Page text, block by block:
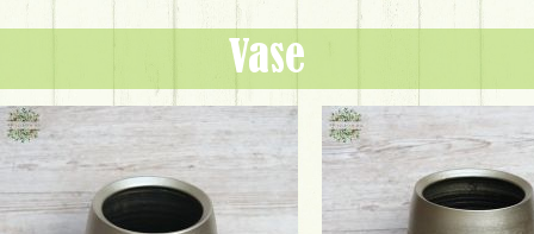
Vase